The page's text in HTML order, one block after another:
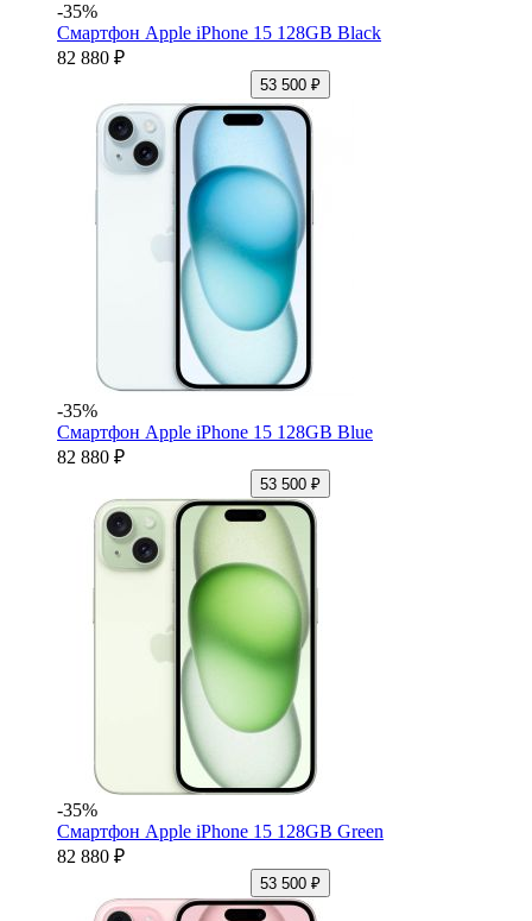
-35%
Смартфон Apple iPhone 15 128GB Black
82 880 ₽
53 500 ₽
-35%
Смартфон Apple iPhone 15 128GB Blue
82 880 ₽
53 500 ₽
-35%
Смартфон Apple iPhone 15 128GB Green
82 880 ₽
53 500 ₽